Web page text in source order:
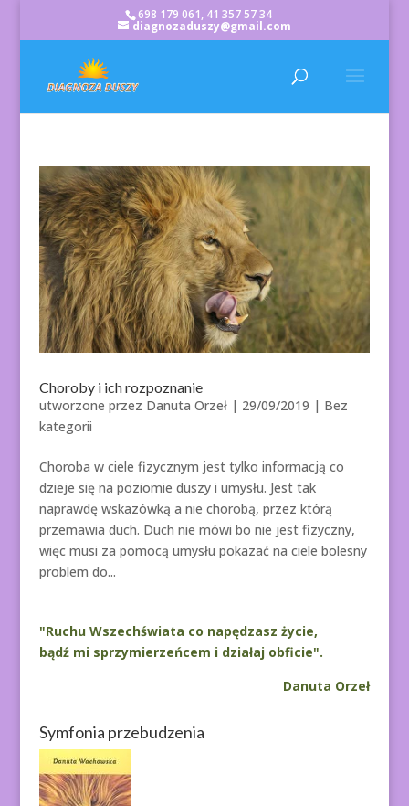
698 179 061, 41 357 57 34
diagnozaduszy@gmail.com
Choroby i ich rozpoznanie
utworzone przez Danuta Orzeł| 29/09/2019 | Bez
kategorii
Choroba w ciele fizycznym jest tylko informacją co
dzieje się na poziomie duszy i umysłu. Jest tak
naprawdę wskazówką a nie chorobą, przez którą
przemawia duch. Duch nie mówi bo nie jest fizyczny,
więc musi za pomocą umysłu pokazać na ciele bolesny
problem do...
"Ruchu Wszechświata co napędzasz życie,
bądź mi sprzymierzeńcem i działaj obficie".
Danuta Orzeł
Symfonia przebudzenia